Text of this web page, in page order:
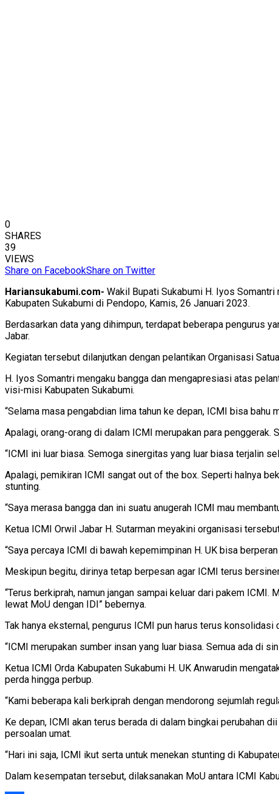
0
SHARES
39
VIEWS
Share on FacebookShare on Twitter
Hariansukabumi.com- Wakil Bupati Sukabumi H. Iyos
Kabupaten Sukabumi di Pendopo, Kamis, 26 Januari 2023.
Berdasarkan data yang dihimpun, terdapat beberapa pengurus
Jabar.
Kegiatan tersebut dilanjutkan dengan pelantikan Organisasi
H. Iyos Somantri mengaku bangga dan mengapresiasi atas
visi-misi Kabupaten Sukabumi.
“Selama masa pengabdian lima tahun ke depan, ICMI bisa bahu
Apalagi, orang-orang di dalam ICMI merupakan para
“ICMI ini luar biasa. Semoga sinergitas yang luar biasa terjalin
Apalagi, pemikiran ICMI sangat out of the box. Seperti halnya
stunting.
“Saya merasa bangga dan ini suatu anugerah ICMI mau
Ketua ICMI Orwil Jabar H. Sutarman meyakini organisasi
“Saya percaya ICMI di bawah kepemimpinan H. UK bisa
Meskipun begitu, dirinya tetap berpesan agar ICMI terus
“Terus berkiprah, namun jangan sampai keluar dari pakem
lewat MoU dengan IDI” bebernya.
Tak hanya eksternal, pengurus ICMI pun harus terus
“ICMI merupakan sumber insan yang luar biasa. Semua ada di
Ketua ICMI Orda Kabupaten Sukabumi H. UK Anwarudin
perda hingga perbup.
“Kami beberapa kali berkiprah dengan mendorong sejumlah
Ke depan, ICMI akan terus berada di dalam bingkai perubahan
persoalan umat.
“Hari ini saja, ICMI ikut serta untuk menekan stunting di
Dalam kesempatan tersebut, dilaksanakan MoU antara ICMI